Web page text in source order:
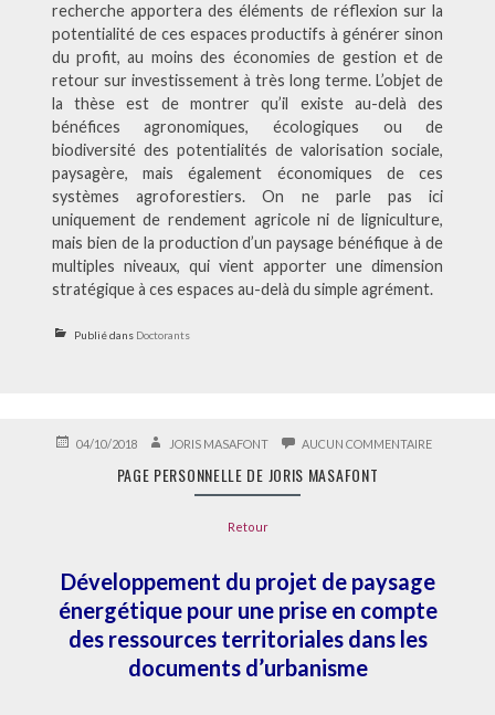
recherche apportera des éléments de réflexion sur la
potentialité de ces espaces productifs à générer sinon
du profit, au moins des économies de gestion et de
retour sur investissement à très long terme. L’objet de
la thèse est de montrer qu’il existe au-delà des
bénéfices agronomiques, écologiques ou de
biodiversité des potentialités de valorisation sociale,
paysagère, mais également économiques de ces
systèmes agroforestiers. On ne parle pas ici
uniquement de rendement agricole ni de ligniculture,
mais bien de la production d’un paysage bénéfique à de
multiples niveaux, qui vient apporter une dimension
stratégique à ces espaces au-delà du simple agrément.
Publié dans Doctorants
PUBLIÉ04/10/2018 AUTEURJORIS MASAFONT AUCUN COMMENTAIRESUR
PAGE PERSONNELLE DE JORIS MASAFONT
Retour
Développement du projet de paysage
énergétique pour une prise en compte
des ressources territoriales dans les
documents d’urbanisme